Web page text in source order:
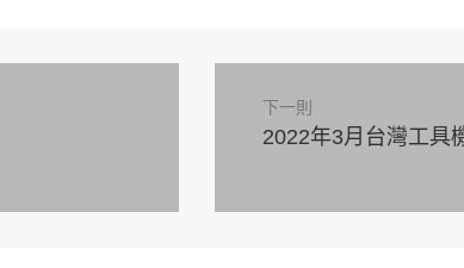
下一則
2022年3月台灣工具